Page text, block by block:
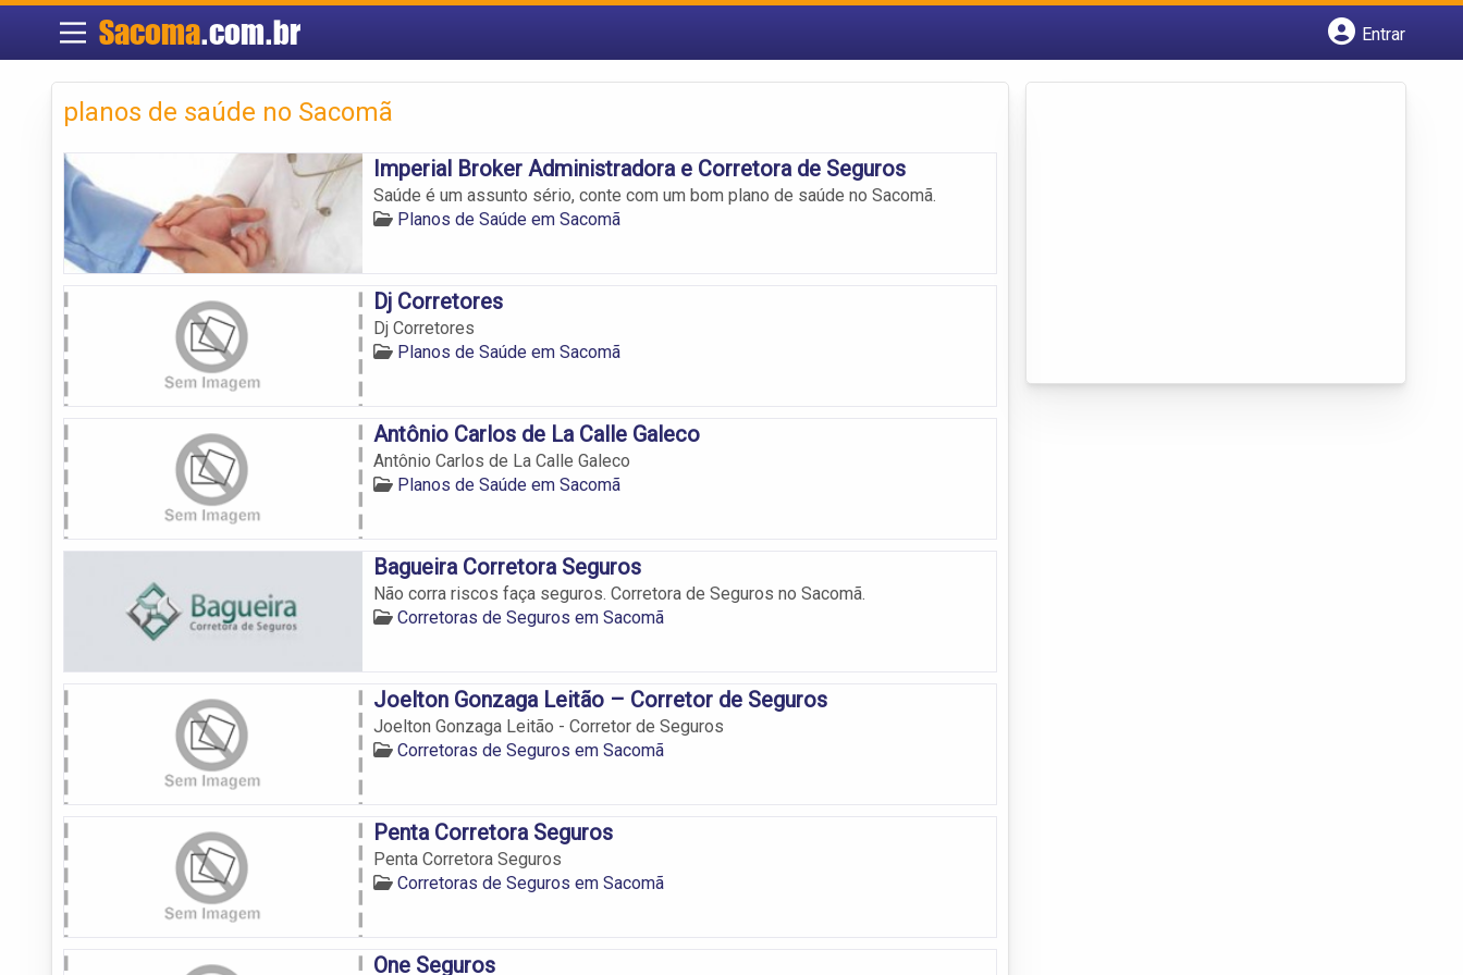
Sacoma.com.br
Entrar
planos de saúde no Sacomã
Imperial Broker Administradora e Corretora de Seguros
Saúde é um assunto sério, conte com um bom plano de saúde no Sacomã.
Planos de Saúde em Sacomã
Dj Corretores
Dj Corretores
Planos de Saúde em Sacomã
Antônio Carlos de La Calle Galeco
Antônio Carlos de La Calle Galeco
Planos de Saúde em Sacomã
Bagueira Corretora Seguros
Não corra riscos faça seguros. Corretora de Seguros no Sacomã.
Corretoras de Seguros em Sacomã
Joelton Gonzaga Leitão – Corretor de Seguros
Joelton Gonzaga Leitão - Corretor de Seguros
Corretoras de Seguros em Sacomã
Penta Corretora Seguros
Penta Corretora Seguros
Corretoras de Seguros em Sacomã
One Seguros